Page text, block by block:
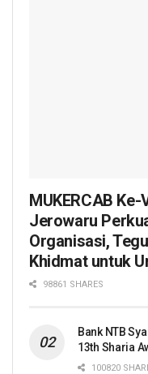
MUKERCAB Ke-
Jerowaru
Organisasi,
Khidmat untuk
98861 SHARES
Bank NTB
13th Sharia
100820